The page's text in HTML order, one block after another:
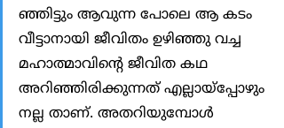
ഞ്ഞിട്ടും ആവുന്ന പോലെ ആ കടം
വീട്ടാനായി ജീവിതം ഉഴിഞ്ഞു വച്ച
മഹാത്മാവിന്‍റെ ജീവിത കഥ
അറിഞ്ഞിരിക്കുന്നത് എല്ലായ്പ്പോഴും
നല്ല താണ്. അതറിയുമ്പോള്‍